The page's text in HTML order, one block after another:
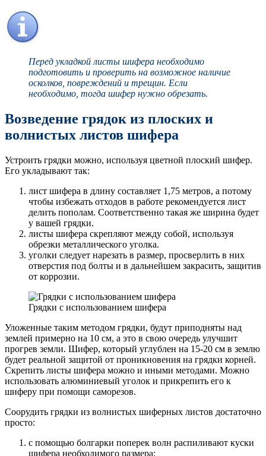
Перед укладкой листы шифера необходимо
подготовить и проверить на возможное наличие
осколков, повреждений и трещин. Если
необходимо, тогда шифер нужно обрезать.
Возведение грядок из плоских и
волнистых листов шифера
Устроить грядки можно, используя цветной плоский шифер.
Его укладывают так:
лист шифера в длину составляет 1,75 метров, а потому
чтобы избежать отходов в работе рекомендуется лист
делить пополам. Соответственно такая же ширина будет
у вашей грядки.
листы шифера скрепляют между собой, используя
обрезки металлического уголка.
уголки следует нарезать в размер, просверлить в них
отверстия под болты и в дальнейшем закрасить, защитив
от коррозии.
Грядки с использованием шифера
Уложенные таким методом грядки, будут приподняты над
землей примерно на 10 см, а это в свою очередь улучшит
прогрев земли. Шифер, который углублен на 15-20 см в землю
будет реальной защитой от проникновения на грядки корней.
Скрепить листы шифера можно и иными методами. Можно
использовать алюминиевый уголок и прикрепить его к
шиферу при помощи саморезов.
Соорудить грядки из волнистых шиферных листов достаточно
просто:
с помощью болгарки поперек волн распиливают куски
шифера необходимого размера;